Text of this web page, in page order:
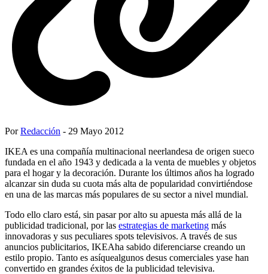
PorRedacción - 29 Mayo 2012
IKEA es una compañía multinacional neerlandesa de origen sueco
fundada en el año 1943 y dedicada a la venta de muebles y objetos
para el hogar y la decoración. Durante los últimos años ha logrado
alcanzar sin duda su cuota más alta de popularidad convirtiéndose
en una de las marcas más populares de su sector a nivel mundial.
Todo ello claro está, sin pasar por alto su apuesta más allá de la
publicidad tradicional, por las estrategias de marketing más
innovadoras y sus peculiares spots televisivos. A través de sus
anuncios publicitarios, IKEAha sabido diferenciarse creando un
estilo propio. Tanto es asíquealgunos desus comerciales yase han
convertido en grandes éxitos de la publicidad televisiva.